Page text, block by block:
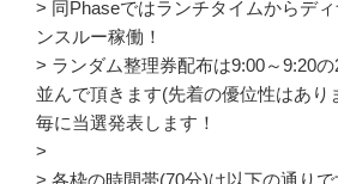
> 同Phaseではランチタイムからデ
ンスルー稼働！
> ランダム整理券配布は9:00～9:20
並んで頂きます(先着の優位性はあり
毎に当選発表します！
>